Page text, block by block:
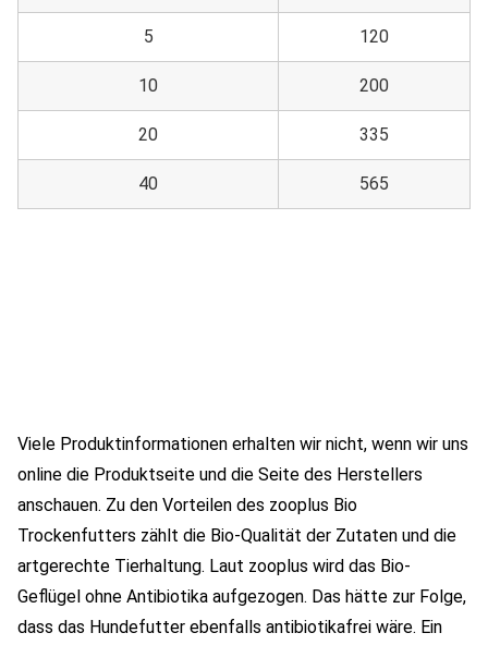
5 120
10 200
20 335
40 565
Viele Produktinformationen erhalten wir nicht, wenn wir uns
online die Produktseite und die Seite des Herstellers
anschauen. Zu den Vorteilen des zooplus Bio
Trockenfutters zählt die Bio-Qualität der Zutaten und die
artgerechte Tierhaltung. Laut zooplus wird das Bio-
Geflügel ohne Antibiotika aufgezogen. Das hätte zur Folge,
dass das Hundefutter ebenfalls antibiotikafrei wäre. Ein